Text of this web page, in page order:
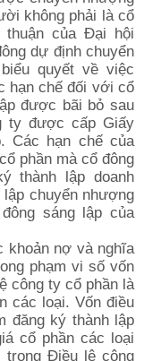
không phải là cổ
của Đại hội
dự định chuyển
quyết về việc
hạn chế đối với cổ
được bãi bỏ sau
ty được cấp Giấy
Các hạn chế của
phần mà cổ đông
thành lập doanh
lập chuyển nhượng
sáng lập của
khoản nợ và nghĩa
phạm vi số vốn
công ty cổ phần là
các loại. Vốn điều
đăng ký thành lập
cổ phần các loại
Điều lệ công